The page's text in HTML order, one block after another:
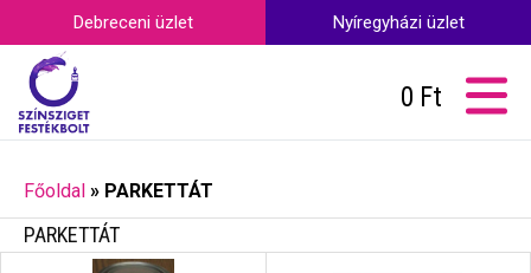
Debreceni üzlet Nyíregyházi üzlet
0 Ft
Főoldal » PARKETTÁT
PARKETTÁT